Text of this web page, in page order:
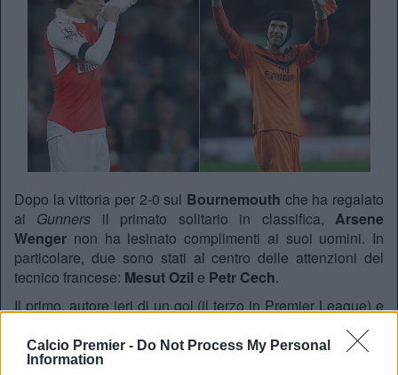
Calcio Premier - Do Not Process My Personal
Information
Dopo la vittoria per 2-0 sul Bournemouth che ha regalato
ai Gunners il primato solitario in classifica,Arsene
Wenger non ha lesinato complimenti ai suoi uomini. In
particolare, due sono stati al centro delle attenzioni del
tecnico francese: Mesut Ozil e Petr Cech.
Il primo, autore ieri di un gol (il terzo in Premier League) e
dell’ennesimo assist (il sedicesimo stagionale), è stato
autore di una prestazione “sensazionale” secondo
Wenger. Sulla plausibilità di un paragone con